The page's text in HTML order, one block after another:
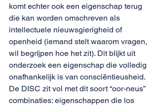
komt echter ook een eigenschap terug
die kan worden omschreven als
intellectuele nieuwsgierigheid of
openheid (iemand stelt waarom vragen,
wil begrijpen hoe het zit). Dit blijkt uit
onderzoek een eigenschap die volledig
onafhankelijk is van consciëntieusheid.
De DISC zit vol met dit soort “oor-neus”
combinaties: eigenschappen die los